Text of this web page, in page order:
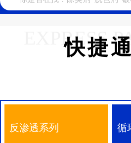
EXPRESS
快捷
反渗透系列 循